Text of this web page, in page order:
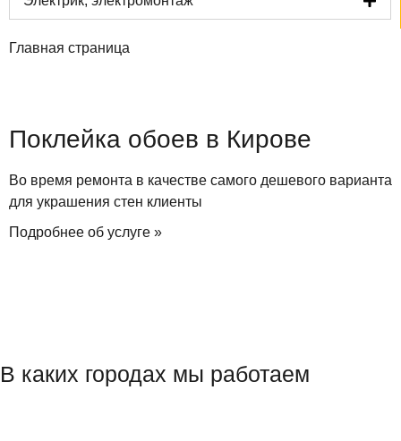
Главная страница
Поклейка обоев в Кирове
Во время ремонта в качестве самого дешевого варианта
для украшения стен клиенты
Подробнее об услуге »
В каких городах мы работаем